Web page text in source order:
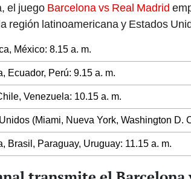
el juego Barcelona vs Real Madrid
región latinoamericana y Estados
México: 8.15 a. m.
Ecuador, Perú: 9.15 a. m.
Venezuela: 10.15 a. m.
(Miami, Nueva York, Washington D.
Brasil, Paraguay, Uruguay: 11.15 a. m.